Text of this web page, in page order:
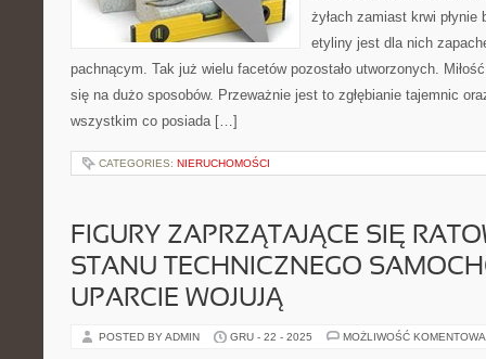
żyłach zamiast krwi
etyliny jest dla nich
pachnącym. Tak już wielu facetów pozostało utworzonych.
się na dużo sposobów. Przeważnie jest to zgłębianie tajemnic
wszystkim co posiada […]
CATEGORIES: NIERUCHOMOŚCI
FIGURY ZAPRZĄTAJĄCE SIĘ
STANU TECHNICZNEGO
UPARCIE WOJUJĄ
POSTED BY ADMIN GRU - 22 - 2025 MOŻLIWOŚĆ